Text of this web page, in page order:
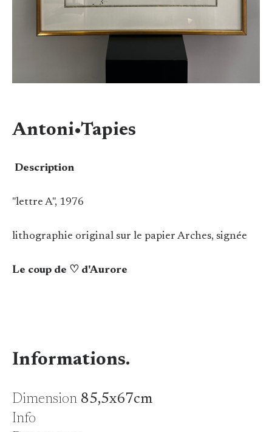
Antoni•Tapies
Description
"lettre A", 1976
lithographie original sur le papier Arches, signée
Le coup de ♡ d'Aurore
Informations.
Dimension85,5x67cm
Info